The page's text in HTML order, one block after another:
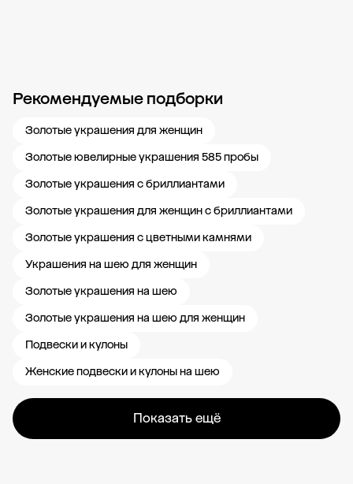
Рекомендуемые подборки
Золотые украшения для женщин
Золотые ювелирные украшения 585 пробы
Золотые украшения с бриллиантами
Золотые украшения для женщин с бриллиантами
Золотые украшения с цветными камнями
Украшения на шею для женщин
Золотые украшения на шею
Золотые украшения на шею для женщин
Подвески и кулоны
Женские подвески и кулоны на шею
Показать ещё
Новости компании Журнал ЗОЛОТОЙ Блог